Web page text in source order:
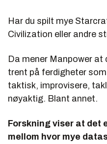
Har du spilt mye
Civilization eller andre
Da mener Manpower at
trent på ferdigheter
taktisk, improvisere,
nøyaktig. Blant annet.
Forskning viser at det
mellom hvor mye